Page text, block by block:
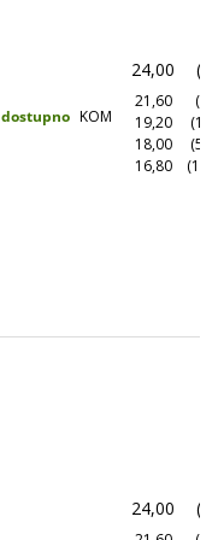
dostupno KOM
24,00
21,60
19,20
18,00
16,80
24,00